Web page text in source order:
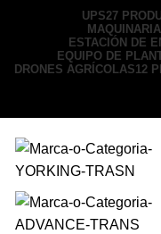
UPS27
ESTACIÓN DE
EQUIPO DE
DRONES AGRÍCOLAS12